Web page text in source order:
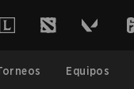
Equipos